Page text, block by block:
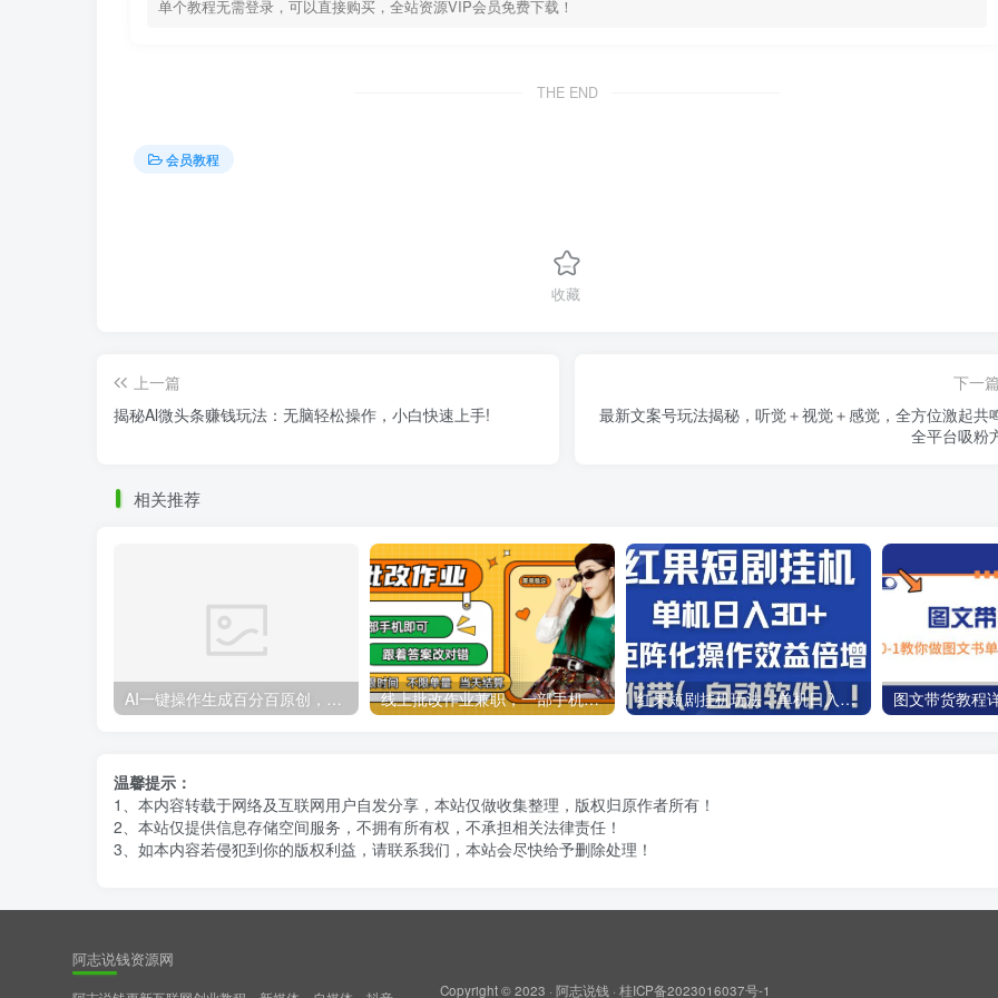
单个教程无需登录，可以直接购买，全站资源VIP会员免费下载！
THE END
会员教程
收藏
上一篇
揭秘Al微头条赚钱玩法：无脑轻松操作，小白快速上手!
下一篇
最新文案号玩法揭秘，听觉＋视觉＋感觉，全方位激起共
全平台吸粉
相关推荐
AI一键操作生成百分百原创，揭秘情感聊天记录视频，当下视频号爆火新赛道 线上批改作业兼职，一部手机轻松操作，时间自由，单量不限，多劳多得，勤奋者日入300+当天见收益！ 红果短剧挂机玩法，单机日入30+，新手简单操作，批量增加收益！
温馨提示：
1、本内容转载于网络及互联网用户自发分享，本站仅做收集整理，版权归原作者所有！
2、本站仅提供信息存储空间服务，不拥有所有权，不承担相关法律责任！
3、如本内容若侵犯到你的版权利益，请联系我们，本站会尽快给予删除处理！
阿志说钱资源网
Copyright © 2023 · 阿志说钱 · 桂ICP备2023016037号-1